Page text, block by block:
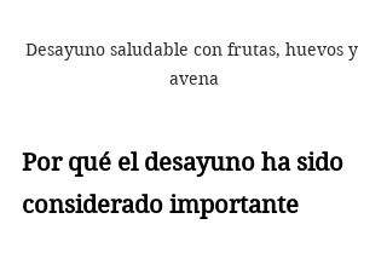
Desayuno saludable con frutas, huevos y
avena
Por qué el desayuno ha sido
considerado importante